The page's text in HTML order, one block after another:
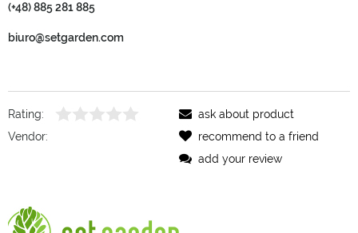
(+48) 885 281 885
biuro@setgarden.com
Rating:
Vendor:
ask about product
recommend to a friend
add your review